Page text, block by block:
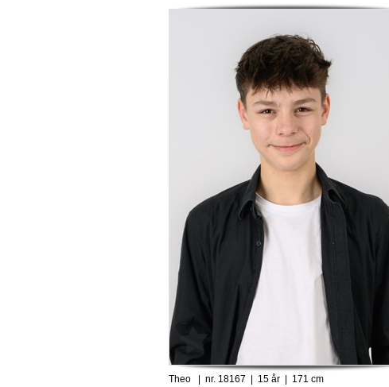
Theo | nr. 18167 | 15 år | 171 cm